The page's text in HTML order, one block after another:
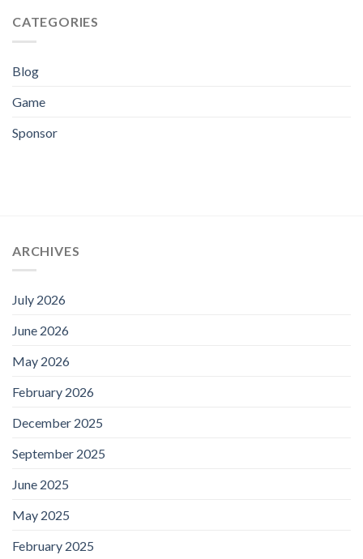
CATEGORIES
Blog
Game
Sponsor
ARCHIVES
July 2026
June 2026
May 2026
February 2026
December 2025
September 2025
June 2025
May 2025
February 2025